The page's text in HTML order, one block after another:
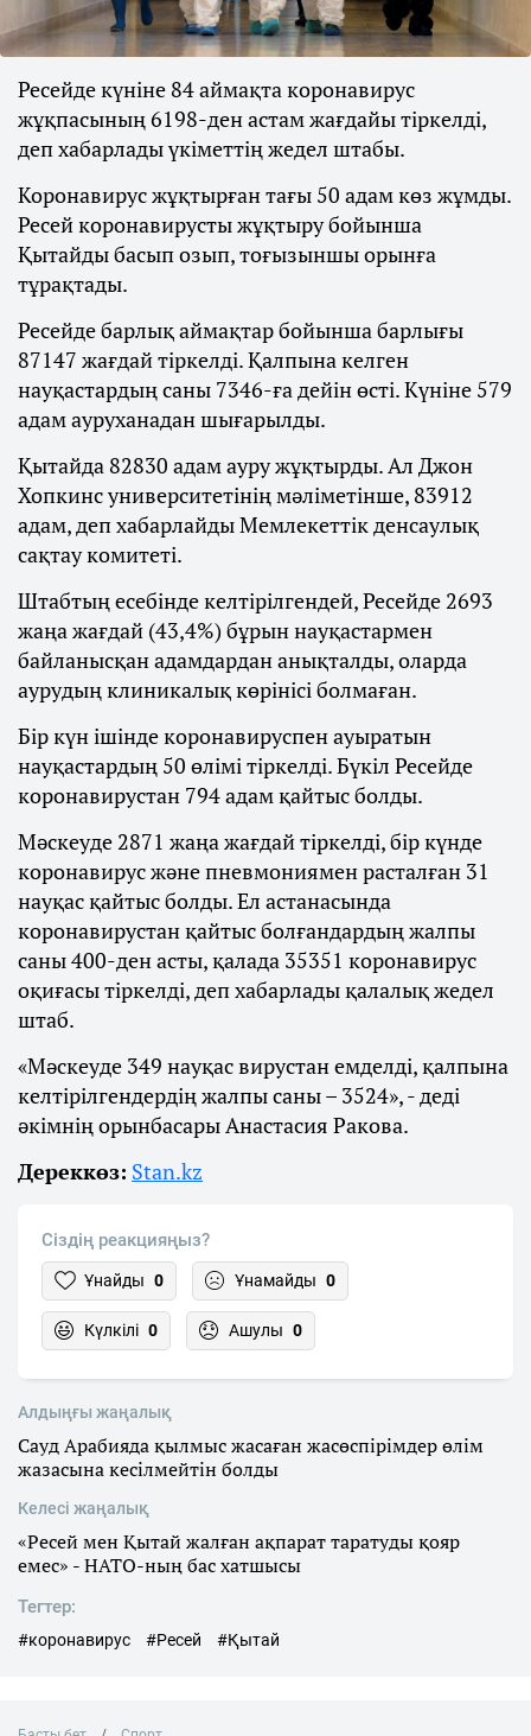
Ресейде күніне 84 аймақта коронавирус
жұқпасының 6198-ден астам жағдайы тіркелді,
деп хабарлады үкіметтің жедел штабы.
Коронавирус жұқтырған тағы 50 адам көз жұмды.
Ресей коронавирусты жұқтыру бойынша
Қытайды басып озып, тоғызыншы орынға
тұрақтады.
Ресейде барлық аймақтар бойынша барлығы
87147 жағдай тіркелді. Қалпына келген
науқастардың саны 7346-ға дейін өсті. Күніне 579
адам ауруханадан шығарылды.
Қытайда 82830 адам ауру жұқтырды. Ал Джон
Хопкинс университетінің мәліметінше, 83912
адам, деп хабарлайды Мемлекеттік денсаулық
сақтау комитеті.
Штабтың есебінде келтірілгендей, Ресейде 2693
жаңа жағдай (43,4%) бұрын науқастармен
байланысқан адамдардан анықталды, оларда
аурудың клиникалық көрінісі болмаған.
Бір күн ішінде коронавируспен ауыратын
науқастардың 50 өлімі тіркелді. Бүкіл Ресейде
коронавирустан 794 адам қайтыс болды.
Мәскеуде 2871 жаңа жағдай тіркелді, бір күнде
коронавирус және пневмониямен расталған 31
науқас қайтыс болды. Ел астанасында
коронавирустан қайтыс болғандардың жалпы
саны 400-ден асты, қалада 35351 коронавирус
оқиғасы тіркелді, деп хабарлады қалалық жедел
штаб.
«Мәскеуде 349 науқас вирустан емделді, қалпына
келтірілгендердің жалпы саны – 3524», - деді
әкімнің орынбасары Анастасия Ракова.
Дереккөз: Stan.kz
Сіздің реакцияңыз?
Ұнайды 0 Ұнамайды 0
Күлкілі 0 Ашулы 0
Алдыңғы жаңалық
Сауд Арабияда қылмыс жасаған жасөспірімдер өлім
жазасына кесілмейтін болды
Келесі жаңалық
«Ресей мен Қытай жалған ақпарат таратуды қояр
емес» - НАТО-ның бас хатшысы
Тегтер:
#коронавирус #Ресей #Қытай